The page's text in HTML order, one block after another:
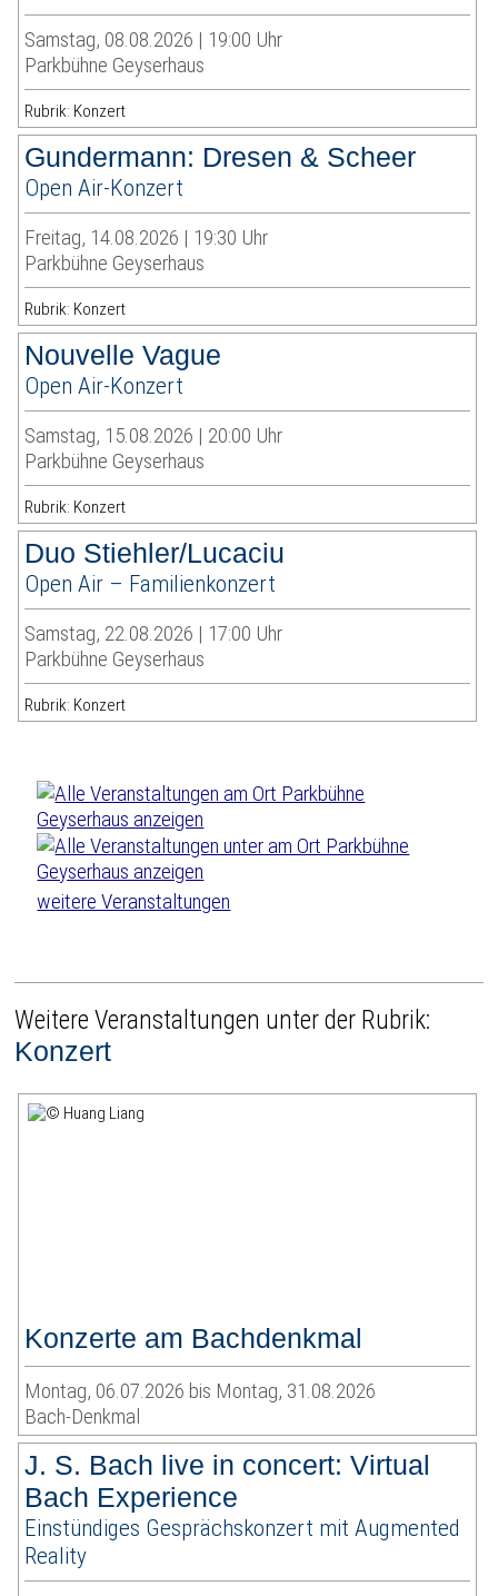
Samstag, 08.08.2026 | 19:00 Uhr
Parkbühne Geyserhaus
Rubrik: Konzert
Gundermann: Dresen & Scheer
Open Air-Konzert
Freitag, 14.08.2026 | 19:30 Uhr
Parkbühne Geyserhaus
Rubrik: Konzert
Nouvelle Vague
Open Air-Konzert
Samstag, 15.08.2026 | 20:00 Uhr
Parkbühne Geyserhaus
Rubrik: Konzert
Duo Stiehler/Lucaciu
Open Air – Familienkonzert
Samstag, 22.08.2026 | 17:00 Uhr
Parkbühne Geyserhaus
Rubrik: Konzert
weitere Veranstaltungen
Weitere Veranstaltungen unter der Rubrik:
Konzert
Konzerte am Bachdenkmal
Montag, 06.07.2026 bis Montag, 31.08.2026
Bach-Denkmal
J. S. Bach live in concert: Virtual
Bach Experience
Einstündiges Gesprächskonzert mit Augmented
Reality